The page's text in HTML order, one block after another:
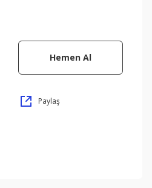
Hemen Al
Paylaş